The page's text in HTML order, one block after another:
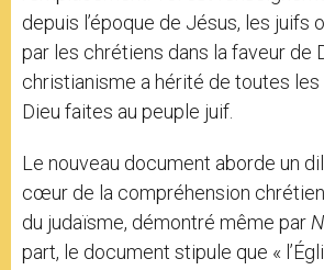
depuis l’époque de Jésus, les juifs
par les chrétiens dans la faveur de
christianisme a hérité de toutes
Dieu faites au peuple juif.
Le nouveau document aborde un
cœur de la compréhension
du judaïsme, démontré même par
part, le document stipule que «